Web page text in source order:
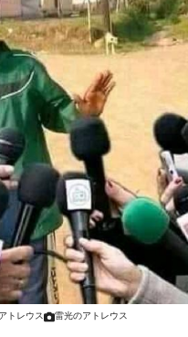
トレウス 雷光のアトレウス